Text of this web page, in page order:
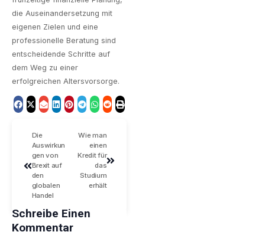
die Auseinandersetzung mit
eigenen Zielen und eine
professionelle Beratung sind
entscheidende Schritte auf
dem Weg zu einer
erfolgreichen Altersvorsorge.
Die
Auswirkun
gen von
Brexit auf
den
globalen
Handel
Wie man
einen
Kredit für
das
Studium
erhält
Schreibe Einen
Kommentar